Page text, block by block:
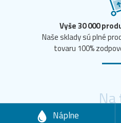
Vyše 30 000
Naše sklady sú plné
tovaru 100%
Na
Náplne